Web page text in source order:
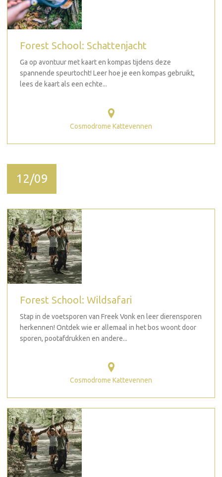
Forest School: Schattenjacht
Ga op avontuur met kaart en kompas tijdens deze
spannende speurtocht! Leer hoe je een kompas gebruikt,
lees de kaart als een echte...
Cosmodrome Kattevennen
12/09
Forest School: Wildsafari
Stap in de voetsporen van Freek Vonk en leer dierensporen
herkennen! Ontdek wie er allemaal in het bos woont door
sporen, pootafdrukken en andere...
Cosmodrome Kattevennen